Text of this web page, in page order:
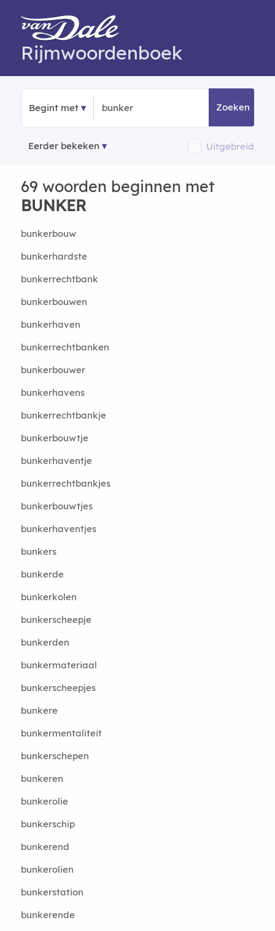
Rijmwoordenboek
Begint met Zoeken
Eerder bekeken Uitgebreid
69 woorden beginnen met
BUNKER
bunkerbouw
bunkerhardste
bunkerrechtbank
bunkerbouwen
bunkerhaven
bunkerrechtbanken
bunkerbouwer
bunkerhavens
bunkerrechtbankje
bunkerbouwtje
bunkerhaventje
bunkerrechtbankjes
bunkerbouwtjes
bunkerhaventjes
bunkers
bunkerde
bunkerkolen
bunkerscheepje
bunkerden
bunkermateriaal
bunkerscheepjes
bunkere
bunkermentaliteit
bunkerschepen
bunkeren
bunkerolie
bunkerschip
bunkerend
bunkerolien
bunkerstation
bunkerende